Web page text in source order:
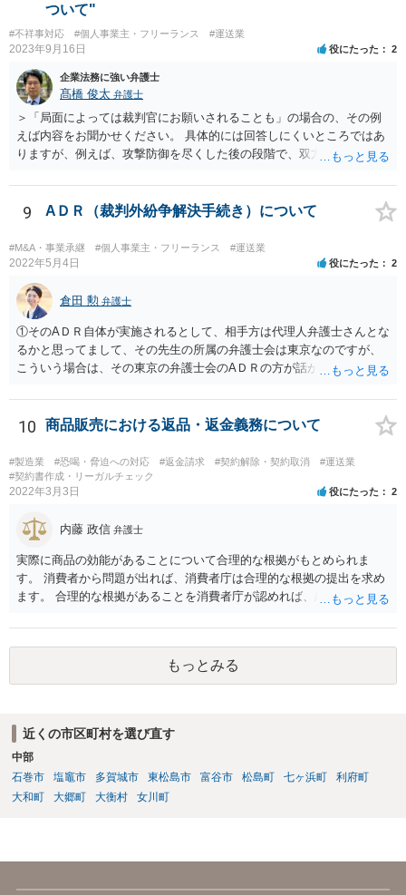
ついて"
#不祥事対応 #個人事業主・フリーランス #運送業
2023年9月16日 役にたった 2
企業法務に強い弁護士
髙橋 俊太 弁護士
＞「局面によっては裁判官にお願いされることも」の場合の、その例
えば内容をお聞かせください。 具体的には回答しにくいところではあ
りますが、例えば、攻撃防御を尽くした後の段階で、双方代理人同士
互譲の精神がみられ、あとは金額面を詰めるだけといったような場合
などです。 ＞「双方に露骨に」について、片方だけなら負けの宣告も
あって、そして、和解とならず判決となった ＞場合は、宣告通りの敗
訴ということになるのでしょうか？。 ＞また、その宣告も「負ける可
能性があります」という場合でも「敗訴」との解釈で良いのでしょう
か？。 こちらもなかなか難しいご質問ですが、裁判官も嘘の心証を開
示するということはあり得ない（あってはならない）ので、一方当事
者にそのように宣告しているのであれば、敗訴可能性が高いというこ
とにはなるでしょう。「負ける可能性がある」という点が全部敗訴な
のか一部敗訴なのかは何とも言えませんが、そのように言われている
のであれば、不利な判決がなされ得る当事者ということになります。
くまで確認的になされるものとよく言われています。） いずれにしま
要です。
9 AＤＲ（裁判外紛争解決手続き）について
#M&A・事業承継 #個人事業主・フリーランス #運送業
2022年5月4日 役にたった 2
倉田 勲 弁護士
①そのAＤＲ自体が実施されるとして、相手方は代理人弁護士さんとな
るかと思ってまして、その先生の所属の弁護士会は東京なのですが、
こういう場合は、その東京の弁護士会のAＤＲの方が話がまとまり易い
す。 ②各弁護士会のAＤＲの成立手数料について、「双方で負担」と
書いてる場合がありますが、もしかして、書いて無い場合は申し立て
た側の全額負担という解釈で良いのでしょうか？。 →通常は双方負担
の場合が多いとは思いますが、ご不明な点は当該弁護士会にお問い合
わせください。 ③また、AＤＲの費用ですが、申立手数料のみで、期
日手数料や成立手数料がかからない弁護士会もあるのでしょうか？。
すが、一般ADRでは期日手数料等を設定している弁護士会が多いとは
定までは存じ上げないので、回答としてはこの限度にとどまります。
10 商品販売における返品・返金義務について
#製造業 #恐喝・脅迫への対応 #返金請求 #契約解除・契約取消
#運送業
#契約書作成・リーガルチェック
2022年3月3日 役にたった 2
内藤 政信 弁護士
実際に商品の効能があることについて合理的な根拠がもとめられま
す。 消費者から問題が出れば、消費者庁は合理的な根拠の提出を求め
ます。 合理的な根拠があることを消費者庁が認めれば、結果や効果が
者庁が公開している課徴金決定事例をご覧になるといいでしょう。
もっとみる
近くの市区町村を選び直す
中部
石巻市
塩竈市 多賀城市 東松島市 富谷市 松島町 七ヶ浜町
利府町
大和町
大郷町 大衡村 女川町